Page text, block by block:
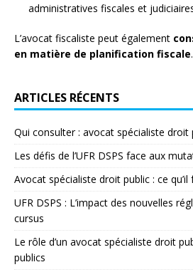
administratives fiscales et
L’avocat fiscaliste peut également
en matière de planification fiscale.
ARTICLES RÉCENTS
Qui consulter : avocat spécialiste droit
Les défis de l’UFR DSPS face aux
Avocat spécialiste droit public : ce
UFR DSPS : L’impact des nouvelles
cursus
Le rôle d’un avocat spécialiste droit
publics